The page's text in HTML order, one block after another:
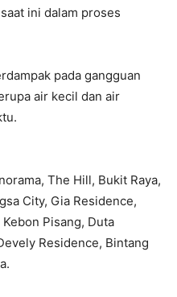
ini dalam proses
pada gangguan
air kecil dan air
The Hill, Bukit Raya,
City, Gia Residence,
Pisang, Duta
Residence, Bintang